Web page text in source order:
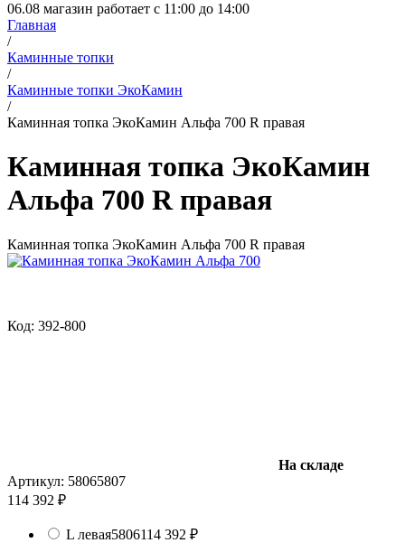
06.08 магазин работает с 11:00 до 14:00
Главная
/
Каминные топки
/
Каминные топки ЭкоКамин
/
Каминная топка ЭкоКамин Альфа 700 R правая
Каминная топка ЭкоКамин
Альфа 700 R правая
Каминная топка ЭкоКамин Альфа 700 R правая
Код: 392-800
На складе
Артикул: 58065807
114 392 ₽
L левая5806114 392 ₽